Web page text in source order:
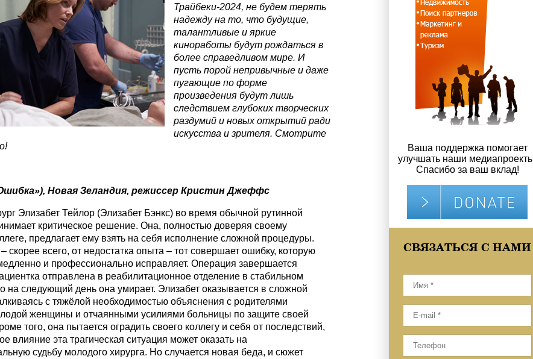
Трайбеки-2024, не будем терять
надежду на то, что будущие,
талантливые и яркие
киноработы будут рождаться в
более справедливом мире. И
пусть порой непривычные и даже
пугающие по форме
произведения будут лишь
следствием глубоких творческих
раздумий и новых открытий ради
искусства и зрителя. Смотрите
Новая Зеландия, режиссер Кристин Джеффс
Элизабет Тейлор (Элизабет Бэнкс) во время обычной рутинной
критическое решение. Она, полностью доверяя своему
предлагает ему взять на себя исполнение сложной процедуры.
скорее всего, от недостатка опыта – тот совершает ошибку, которую
и профессионально исправляет. Операция завершается
отправлена в реабилитационное отделение в стабильном
на следующий день она умирает. Элизабет оказывается в сложной
с тяжёлой необходимостью объяснения с родителями
женщины и отчаянными усилиями больницы по защите своей
того, она пытается оградить своего коллегу и себя от последствий,
влияние эта трагическая ситуация может оказать на
судьбу молодого хирурга. Но случается новая беда, и сюжет
Ваша поддержка помогает
улучшать наши
Спасибо за ваш вклад!
СВЯЗАТЬСЯ С НАМИ